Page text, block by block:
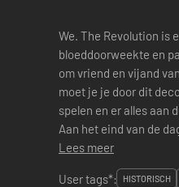
We. The Revolution is
bloeddoorweekte en
om vriend en vijand
moet je je door dit
spelen en er alles aan
Aan het eind van de
Lees meer
User tags*:
HISTORISCH